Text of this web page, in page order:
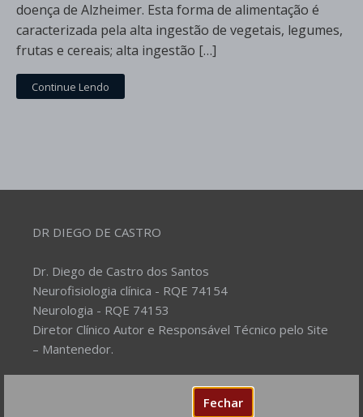
Fechar
doença de Alzheimer. Esta forma de alimentação é
caracterizada pela alta ingestão de vegetais, legumes,
frutas e cereais; alta ingestão […]
Continue Lendo
DR DIEGO DE CASTRO
Dr. Diego de Castro dos Santos
Neurofisiologia clínica - RQE 74154
Neurologia - RQE 74153
Diretor Clínico Autor e Responsável Técnico pelo Site
– Mantenedor.
Prover Soluções cada vez mais
completas de forma facilitada para a gestão da saúde